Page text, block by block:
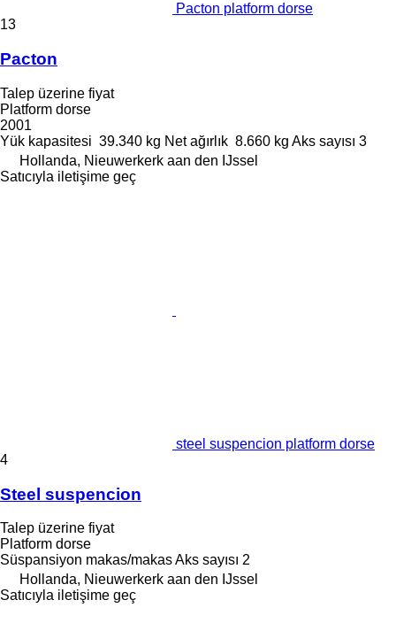
Pacton platform dorse
13
Pacton
Talep üzerine fiyat
Platform dorse
2001
Yük kapasitesi 39.340 kg Net ağırlık 8.660 kg Aks sayısı 3
Hollanda, Nieuwerkerk aan den IJssel
Satıcıyla iletişime geç
steel suspencion platform dorse
4
Steel suspencion
Talep üzerine fiyat
Platform dorse
Süspansiyon makas/makasAks sayısı 2
Hollanda, Nieuwerkerk aan den IJssel
Satıcıyla iletişime geç